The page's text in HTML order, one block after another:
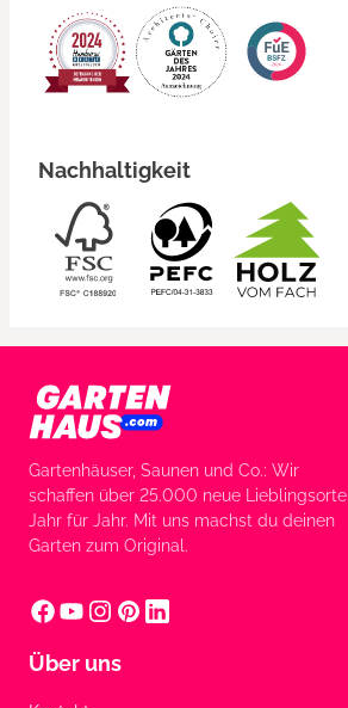
Nachhaltigkeit
Gartenhäuser, Saunen und Co.: Wir
schaffen über 25.000 neue Lieblingsorte
Jahr für Jahr. Mit uns machst du deinen
Garten zum Original.
Über uns